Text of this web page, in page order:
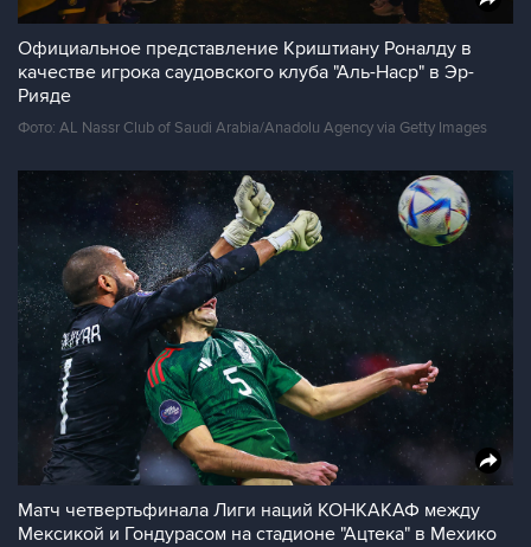
Официальное представление Криштиану Роналду в
качестве игрока саудовского клуба "Аль-Наср" в Эр-
Рияде
Фото: AL Nassr Club of Saudi Arabia/Anadolu Agency via Getty Images
Матч четвертьфинала Лиги наций КОНКАКАФ между
Мексикой и Гондурасом на стадионе "Ацтека" в Мехико